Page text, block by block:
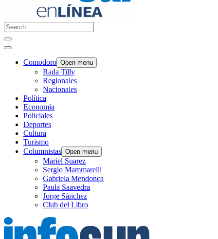
Comodoro Open menu
Rada Tilly
Regionales
Nacionales
Política
Economía
Policiales
Deportes
Cultura
Turismo
Columnistas Open menu
Mariel Suarez
Sergio Mammarelli
Gabriela Mendonça
Paula Saavedra
Jorge Sánchez
Club del Libro